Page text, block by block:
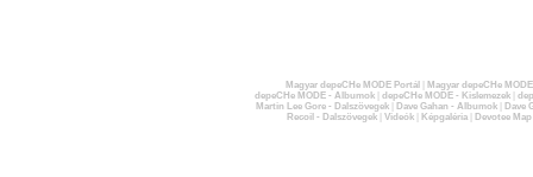
Magyar depeCHe MODE Portál
Magyar depeCHe
depeCHe MODE - Albumok| depeCHe MODE - Kislemezek|
Martin Lee Gore - Dalszövegek| Dave Gahan - Albumok|
Dave
Recoil - Dalszövegek| Videók| Képgaléria| Devotee Map